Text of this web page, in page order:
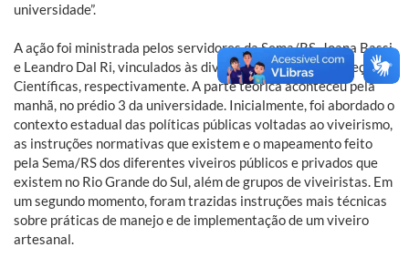
universidade”.
A ação foi ministrada pelos servidores da Sema/RS, Joana Bassi
e Leandro Dal Ri, vinculados às divisões de Flora e de Coleções
Científicas, respectivamente. A parte teórica aconteceu pela
manhã, no prédio 3 da universidade. Inicialmente, foi abordado o
contexto estadual das políticas públicas voltadas ao viveirismo,
as instruções normativas que existem e o mapeamento feito
pela Sema/RS dos diferentes viveiros públicos e privados que
existem no Rio Grande do Sul, além de grupos de viveiristas. Em
um segundo momento, foram trazidas instruções mais técnicas
sobre práticas de manejo e de implementação de um viveiro
artesanal.